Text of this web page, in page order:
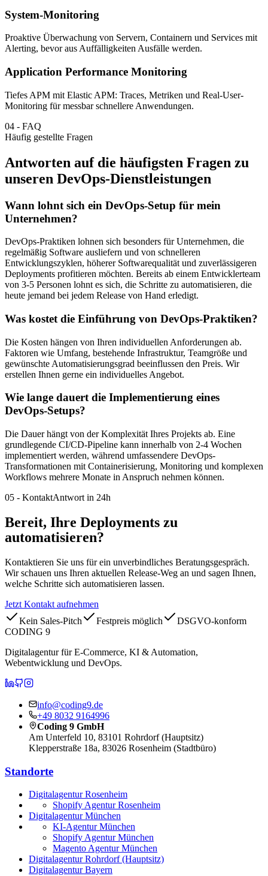
System-Monitoring
Proaktive Überwachung von Servern, Containern und Services mit
Alerting, bevor aus Auffälligkeiten Ausfälle werden.
Application Performance Monitoring
Tiefes APM mit Elastic APM: Traces, Metriken und Real-User-
Monitoring für messbar schnellere Anwendungen.
04 - FAQ
Häufig gestellte Fragen
Antworten auf die häufigsten Fragen zu
unseren DevOps-Dienstleistungen
Wann lohnt sich ein DevOps-Setup für mein
Unternehmen?
DevOps-Praktiken lohnen sich besonders für Unternehmen, die
regelmäßig Software ausliefern und von schnelleren
Entwicklungszyklen, höherer Softwarequalität und zuverlässigeren
Deployments profitieren möchten. Bereits ab einem Entwicklerteam
von 3-5 Personen lohnt es sich, die Schritte zu automatisieren, die
heute jemand bei jedem Release von Hand erledigt.
Was kostet die Einführung von DevOps-Praktiken?
Die Kosten hängen von Ihren individuellen Anforderungen ab.
Faktoren wie Umfang, bestehende Infrastruktur, Teamgröße und
gewünschte Automatisierungsgrad beeinflussen den Preis. Wir
erstellen Ihnen gerne ein individuelles Angebot.
Wie lange dauert die Implementierung eines
DevOps-Setups?
Die Dauer hängt von der Komplexität Ihres Projekts ab. Eine
grundlegende CI/CD-Pipeline kann innerhalb von 2-4 Wochen
implementiert werden, während umfassendere DevOps-
Transformationen mit Containerisierung, Monitoring und komplexen
Workflows mehrere Monate in Anspruch nehmen können.
05 - KontaktAntwort in 24h
Bereit, Ihre Deployments zu
automatisieren?
Kontaktieren Sie uns für ein unverbindliches Beratungsgespräch.
Wir schauen uns Ihren aktuellen Release-Weg an und sagen Ihnen,
welche Schritte sich automatisieren lassen.
Jetzt Kontakt aufnehmen
Kein Sales-Pitch
Festpreis möglich
DSGVO-konform
CODING 9
Digitalagentur für E-Commerce, KI & Automation,
Webentwicklung und DevOps.
CODING 9 auf LinkedIn
CODING 9 auf GitHub
CODING 9 auf Instagram
info@coding9.de
+49 8032 9164996
Coding 9 GmbH
Am Unterfeld 10, 83101 Rohrdorf (Hauptsitz)
Klepperstraße 18a, 83026 Rosenheim (Stadtbüro)
Standorte
Digitalagentur Rosenheim
Shopify Agentur Rosenheim
Digitalagentur München
KI-Agentur München
Shopify Agentur München
Magento Agentur München
Digitalagentur Rohrdorf (Hauptsitz)
Digitalagentur Bayern